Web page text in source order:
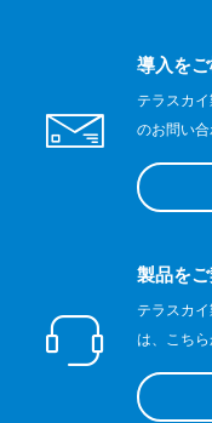
導入を
テラスカ
のお問い合
製品を
テラスカ
は、こちら